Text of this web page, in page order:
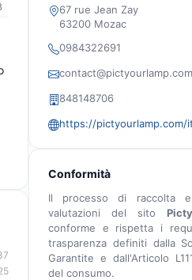
67 rue Jean Zay
63200 Mozac
0984322691
contact@pictyourlamp.com
848148706
https://pictyourlamp.com/
Conformità
Il processo di raccolta
valutazioni del sito
conforme e rispetta i
trasparenza definiti dalla
Garantite e dall'Articolo
del consumo.